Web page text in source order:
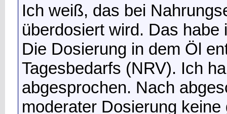
Ich weiß, das bei
überdosiert wird. Das
Die Dosierung in dem Öl
Tagesbedarfs (NRV). Ich
abgesprochen. Nach
moderater Dosierung